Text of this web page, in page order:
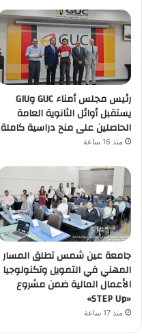
رئيس مجلس أمناء GUC وGIU
يستقبل أوائل الثانوية العامة
الحاصلين على منح دراسية كاملة
منذ 16 ساعة
جامعة عين شمس تطلق المسار
المهني في التمويل وتكنولوجيا
الأعمال المالية ضمن مشروع
«STEP Up»
منذ 17 ساعة